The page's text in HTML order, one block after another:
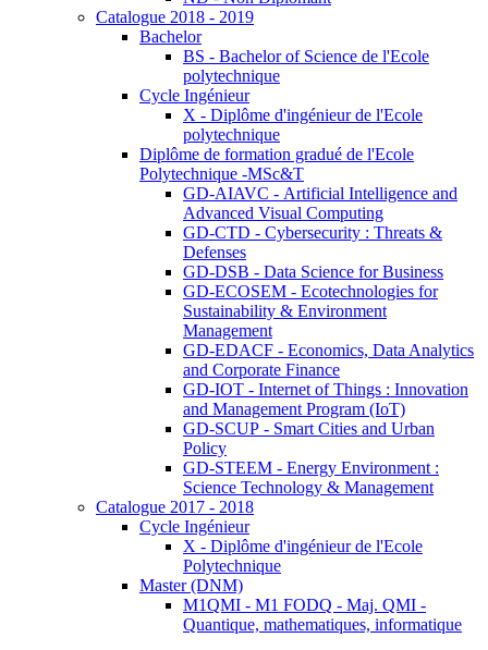
Catalogue 2018 - 2019
Bachelor
BS - Bachelor of Science de l'Ecole
polytechnique
Cycle Ingénieur
X - Diplôme d'ingénieur de l'Ecole
polytechnique
Diplôme de formation gradué de l'Ecole
Polytechnique -MSc&T
GD-AIAVC - Artificial Intelligence and
Advanced Visual Computing
GD-CTD - Cybersecurity : Threats &
Defenses
GD-DSB - Data Science for Business
GD-ECOSEM - Ecotechnologies for
Sustainability & Environment
Management
GD-EDACF - Economics, Data Analytics
and Corporate Finance
GD-IOT - Internet of Things : Innovation
and Management Program (IoT)
GD-SCUP - Smart Cities and Urban
Policy
GD-STEEM - Energy Environment :
Science Technology & Management
Catalogue 2017 - 2018
Cycle Ingénieur
X - Diplôme d'ingénieur de l'Ecole
Polytechnique
Master (DNM)
M1QMI - M1 FODQ - Maj. QMI -
Quantique, mathematiques, informatique